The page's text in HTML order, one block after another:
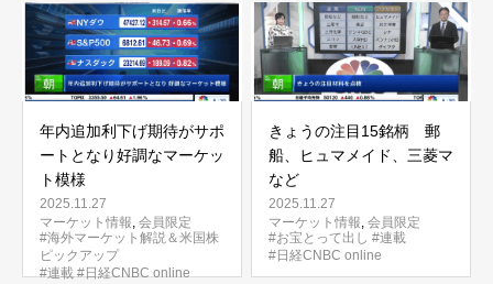
年内追加利下げ期待がサポ
ートとなり好調なマーケッ
ト模様
2025.11.27
マーケット情報, 会員限定
#海外マーケット解説＆米国株
ピックアップ
#連載 #日経CNBC online
きょうの注目15銘柄 郵
船、ヒュマメイド、三菱マ
など
2025.11.27
マーケット情報, 会員限定
#お宝とって出し #連載
#日経CNBC online